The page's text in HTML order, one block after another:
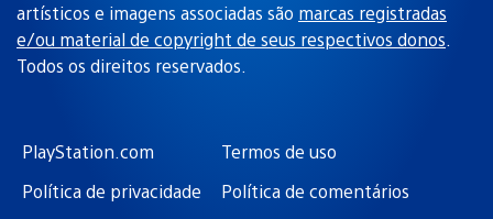
artísticos e imagens associadas são marcas registradas
e/ou material de copyright de seus respectivos donos.
Todos os direitos reservados.
PlayStation.com
Termos de uso
Política de privacidade
Política de comentários